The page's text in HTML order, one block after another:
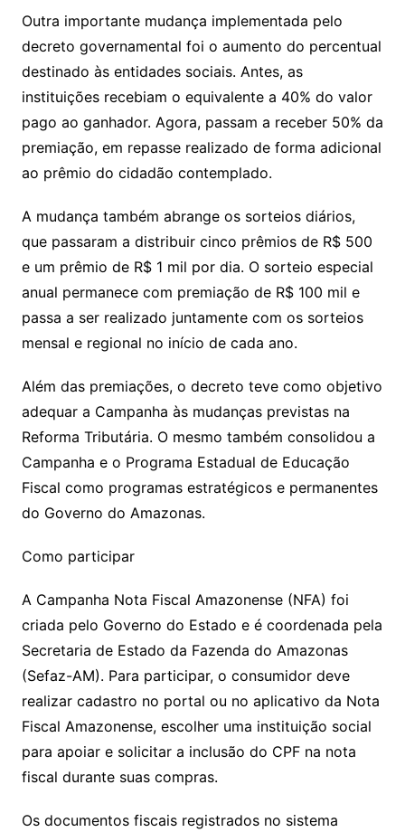
Outra importante mudança implementada pelo
decreto governamental foi o aumento do percentual
destinado às entidades sociais. Antes, as
instituições recebiam o equivalente a 40% do valor
pago ao ganhador. Agora, passam a receber 50% da
premiação, em repasse realizado de forma adicional
ao prêmio do cidadão contemplado.
A mudança também abrange os sorteios diários,
que passaram a distribuir cinco prêmios de R$ 500
e um prêmio de R$ 1 mil por dia. O sorteio especial
anual permanece com premiação de R$ 100 mil e
passa a ser realizado juntamente com os sorteios
mensal e regional no início de cada ano.
Além das premiações, o decreto teve como objetivo
adequar a Campanha às mudanças previstas na
Reforma Tributária. O mesmo também consolidou a
Campanha e o Programa Estadual de Educação
Fiscal como programas estratégicos e permanentes
do Governo do Amazonas.
Como participar
A Campanha Nota Fiscal Amazonense (NFA) foi
criada pelo Governo do Estado e é coordenada pela
Secretaria de Estado da Fazenda do Amazonas
(Sefaz-AM). Para participar, o consumidor deve
realizar cadastro no portal ou no aplicativo da Nota
Fiscal Amazonense, escolher uma instituição social
para apoiar e solicitar a inclusão do CPF na nota
fiscal durante suas compras.
Os documentos fiscais registrados no sistema